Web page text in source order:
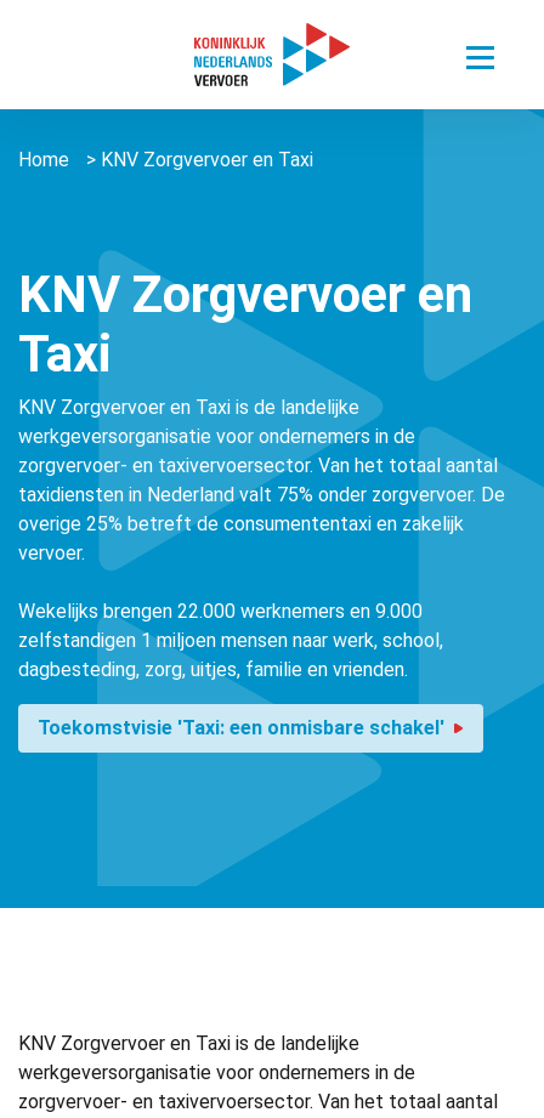
Toggle
belang van personenvervoer
en Taxi
Vervoer
Mobility
stichtingen en verenigingen
Over ons
ons
us ǀ English
worden
Agenda
Kennisportaal
Vervoer
Contact
Lid worden
Home > KNV Zorgvervoer en Taxi
KNV Zorgvervoer en
Taxi
KNV Zorgvervoer en Taxi is de landelijke
werkgeversorganisatie voor ondernemers in de
zorgvervoer- en taxivervoersector. Van het totaal aantal
taxidiensten in Nederland valt 75% onder zorgvervoer. De
overige 25% betreft de consumententaxi en zakelijk
vervoer.
Wekelijks brengen 22.000 werknemers en 9.000
zelfstandigen 1 miljoen mensen naar werk, school,
dagbesteding, zorg, uitjes, familie en vrienden.
Toekomstvisie 'Taxi: een onmisbare schakel'
KNV Zorgvervoer en Taxi is de landelijke
werkgeversorganisatie voor ondernemers in de
zorgvervoer- en taxivervoersector. Van het totaal aantal